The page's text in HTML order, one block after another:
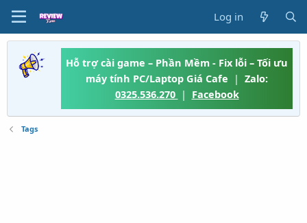
Log in
Hỗ trợ cài game – Phần Mềm - Fix lỗi – Tối ưu
máy tính PC/Laptop Giá Cafe | Zalo:
0325.536.270 | Facebook
Tags